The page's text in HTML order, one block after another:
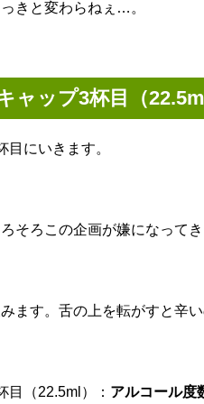
きと変わらねぇ…。
ャップ3杯目（22.5ml
目にいきます。
そろこの企画が嫌になってき
ます。舌の上を転がすと辛
目（22.5ml）： アルコール度